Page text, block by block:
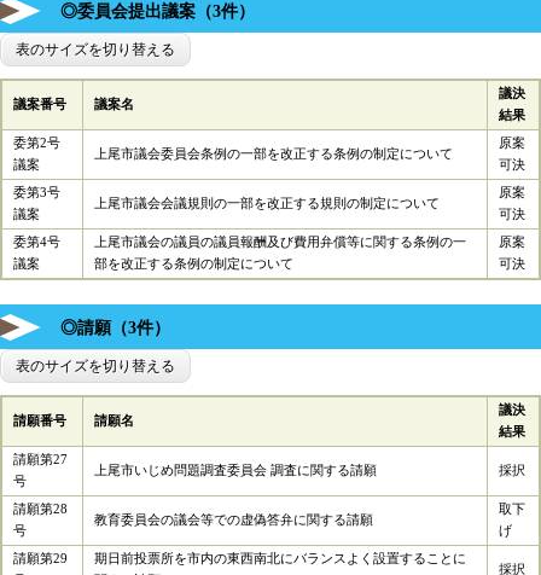
◎委員会提出議案（3件）
表のサイズを切り替える
議案番号 議案名
議決
結果
委第2号
議案
上尾市議会委員会条例の一部を改正する条例の制定について
原案
可決
委第3号
議案
上尾市議会会議規則の一部を改正する規則の制定について
原案
可決
委第4号
議案
上尾市議会の議員の議員報酬及び費用弁償等に関する条例の一
部を改正する条例の制定について
原案
可決
◎請願（3件）
表のサイズを切り替える
請願番号 請願名
議決
結果
請願第27
号
上尾市いじめ問題調査委員会 調査に関する請願 採択
請願第28
号
教育委員会の議会等での虚偽答弁に関する請願
取下
げ
請願第29
期日前投票所を市内の東西南北にバランスよく設置することに
採択